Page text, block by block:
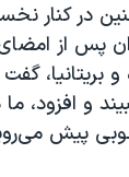
در کنار
پس از
و بریتانیا،
و افزود،
پیش